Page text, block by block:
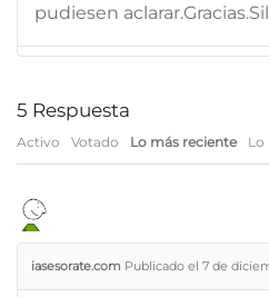
pudiesen
5 Respuesta
Activo Votado Lo más reciente Lo
iasesorate.com Publicado el 7 de